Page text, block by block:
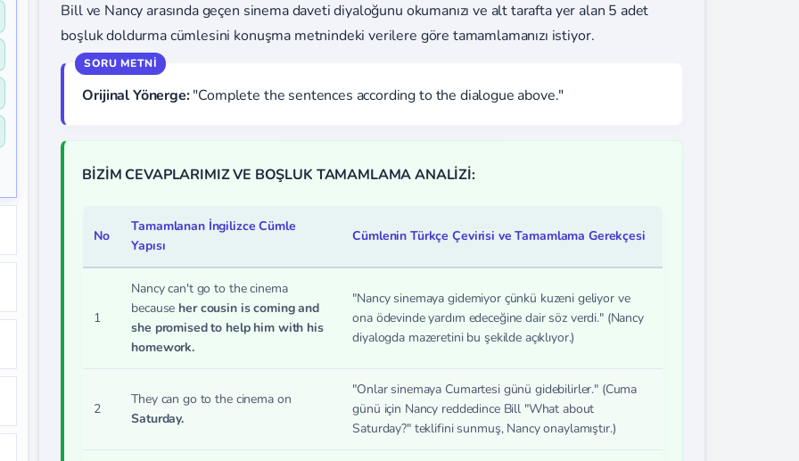
Bill ve Nancy arasında geçen sinema daveti diyaloğunu okumanızı ve alt tarafta yer alan 5 adet
boşluk doldurma cümlesini konuşma metnindeki verilere göre tamamlamanızı istiyor.
Orijinal Yönerge:"Complete the sentences according to the dialogue above."
BİZİM CEVAPLARIMIZ VE BOŞLUK TAMAMLAMA ANALİZİ:
No
Tamamlanan İngilizce Cümle
Yapısı
Cümlenin Türkçe Çevirisi ve Tamamlama Gerekçesi
1
Nancy can't go to the cinema
because her cousin is coming and
she promised to help him with his
homework.
"Nancy sinemaya gidemiyor çünkü kuzeni geliyor ve
ona ödevinde yardım edeceğine dair söz verdi." (Nancy
diyalogda mazeretini bu şekilde açıklıyor.)
2
They can go to the cinema on
Saturday.
"Onlar sinemaya Cumartesi günü gidebilirler." (Cuma
günü için Nancy reddedince Bill "What about
Saturday?" teklifini sunmuş, Nancy onaylamıştır.)